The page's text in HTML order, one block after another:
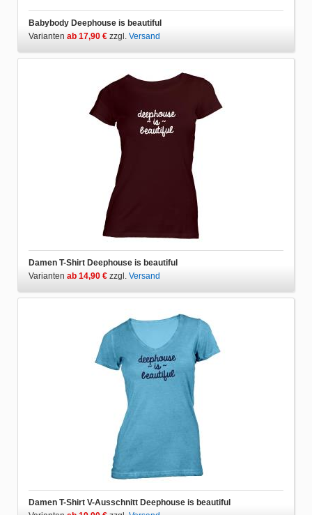
Babybody Deephouse is beautiful
Varianten ab 17,90 € zzgl. Versand
Damen T-Shirt Deephouse is beautiful
Varianten ab 14,90 € zzgl. Versand
Damen T-Shirt V-Ausschnitt Deephouse is beautiful